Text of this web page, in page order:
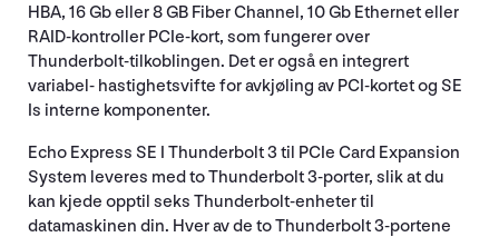
HBA, 16 Gb eller 8 GB Fiber Channel, 10 Gb Ethernet eller
RAID-kontroller PCIe-kort, som fungerer over
Thunderbolt-tilkoblingen. Det er også en integrert
variabel- hastighetsvifte for avkjøling av PCI-kortet og SE
Is interne komponenter.
Echo Express SE I Thunderbolt 3 til PCIe Card Expansion
System leveres med to Thunderbolt 3-porter, slik at du
kan kjede opptil seks Thunderbolt-enheter til
datamaskinen din. Hver av de to Thunderbolt 3-portene